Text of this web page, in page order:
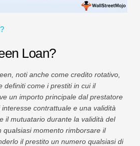
del rischio
Loan?
noti anche come credito rotativo,
definiti come i prestiti in cui il
un importo principale dal prestatore
contrattuale e una validità
il mutuatario durante la validità del
qualsiasi momento rimborsare il
il prestito un numero qualsiasi di